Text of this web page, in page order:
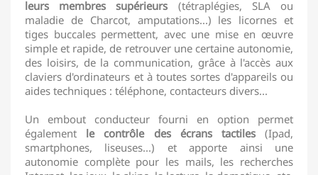
leurs membres supérieurs (tétraplégies, SLA ou
maladie de Charcot, amputations...) les licornes et
tiges buccales permettent, avec une mise en œuvre
simple et rapide, de retrouver une certaine autonomie,
des loisirs, de la communication, grâce à l'accès aux
claviers d'ordinateurs et à toutes sortes d'appareils ou
aides techniques : téléphone, contacteurs divers...
Un embout conducteur fourni en option permet
également le contrôle des écrans tactiles(Ipad,
smartphones, liseuses...) et apporte ainsi une
autonomie complète pour les mails, les recherches